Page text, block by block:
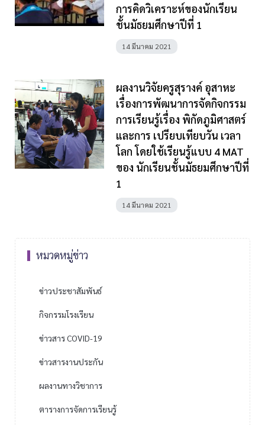
การคิดวิเคราะห์ของนักเรียน
ชั้นมัธยมศึกษาปีที่ 1
14 มีนาคม 2021
ผลงานวิจัยครูสุรางค์ อุสาหะ
เรื่องการพัฒนาการจัดกิจกรรม
การเรียนรู้เรื่อง พิกัดภูมิศาสตร์
และการ เปรียบเทียบวัน เวลา
โลก โดยใช้เรียนรู้แบบ 4 MAT
ของ นักเรียนชั้นมัธยมศึกษาปีที่
1
14 มีนาคม 2021
หมวดหมู่ข่าว
ข่าวประชาสัมพันธ์
กิจกรรมโรงเรียน
ข่าวสาร COVID-19
ข่าวสารงานประกัน
ผลงานทางวิชาการ
ตารางการจัดการเรียนรู้